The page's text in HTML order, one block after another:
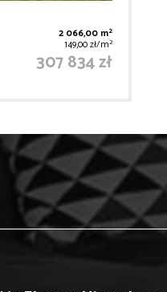
2 066,00 m2
149,00 zł/m2
307 834 zł